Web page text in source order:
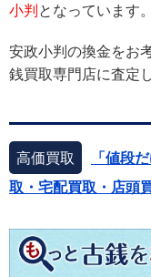
小判となっています。
安政小判の換金をお
銭買取専門店に査定
高価買取
「値段
取・宅配買取・店頭